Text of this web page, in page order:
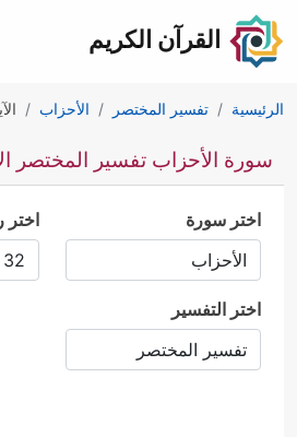
القرآن الكريم
الرئيسية تفسير المختصر الأحزاب
سورة الأحزاب تفسير المختصر
اختر سورة اختر
اختر التفسير